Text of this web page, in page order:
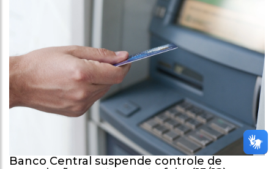
Banco Central suspende controle de